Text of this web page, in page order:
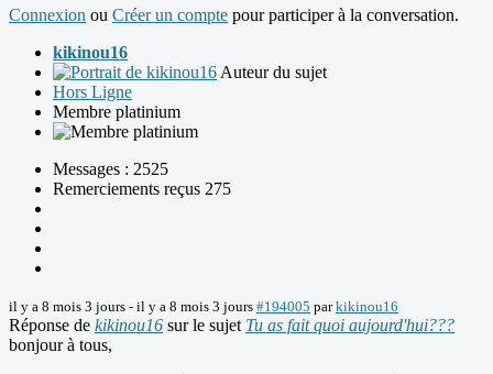
Connexion ou Créer un compte pour participer à la conversation.
kikinou16
Auteur du sujet
Hors Ligne
Membre platinium
Messages : 2525
Remerciements reçus 275
il y a 8 mois 3 jours - il y a 8 mois 3 jours #194005 parkikinou16
Réponse de kikinou16 sur le sujet Tu as fait quoi aujourd'hui???
bonjour à tous,